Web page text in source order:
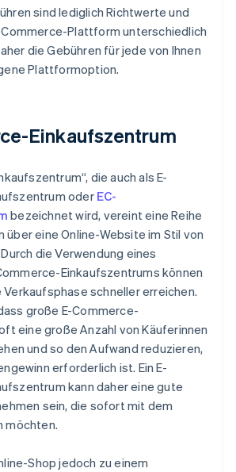
sind lediglich Richtwerte und
Commerce-Plattform unterschiedlich
die Gebühren für jede von Ihnen
Plattformoption.
Einkaufszentrum
die auch als E-
oderEC-
bezeichnet wird, vereint eine Reihe
über eine Online-Website im Stil von
die Verwendung eines
Einkaufszentrums können
schneller erreichen.
große E-Commerce-
eine große Anzahl von Käuferinnen
und so den Aufwand reduzieren,
erforderlich ist. Ein E-
kann daher eine gute
sein, die sofort mit dem
möchten.
Shop jedoch zu einem